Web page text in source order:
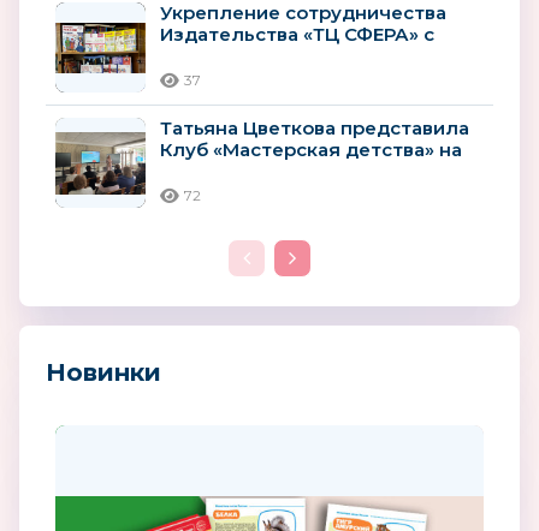
Укрепление сотрудничества
Издательства «ТЦ СФЕРА» с
развития...
37
Татьяна Цветкова представила
Клуб «Мастерская детства» на
72
Новинки